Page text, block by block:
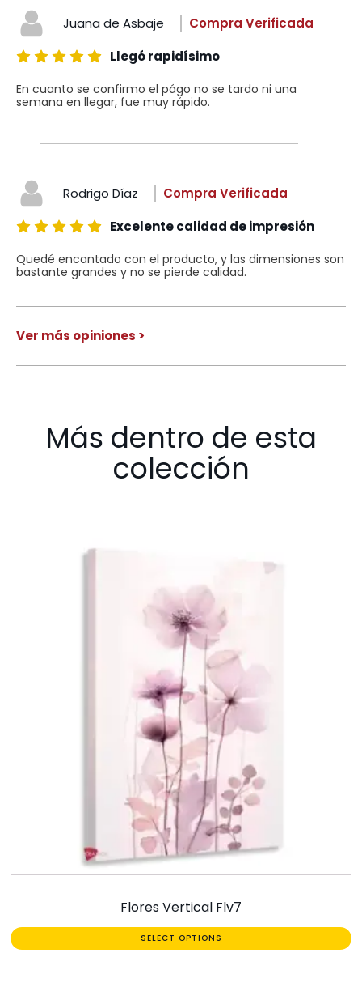
Juana de Asbaje
Compra Verificada
Llegó rapidísimo
En cuanto se confirmo el págo no se tardo ni una
semana en llegar, fue muy rápido.
Rodrigo Díaz
Compra Verificada
Excelente calidad de impresión
Quedé encantado con el producto, y las dimensiones son
bastante grandes y no se pierde calidad.
Ver más opiniones >
Más dentro de esta
colección
Flores Vertical Flv7
SELECT OPTIONS